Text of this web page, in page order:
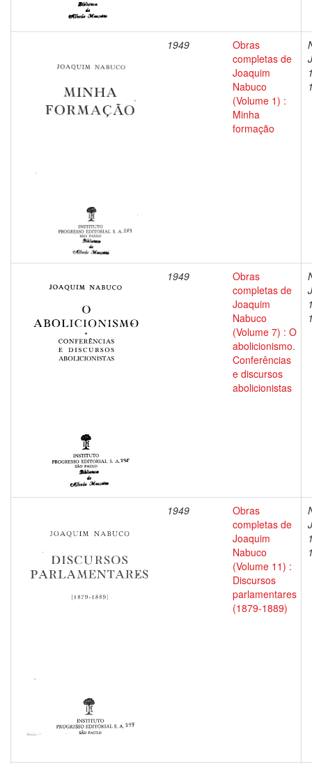
1949
Obras
completas de
Joaquim
Nabuco
(Volume 1) :
Minha
formação
1949
Obras
completas de
Joaquim
Nabuco
(Volume 7) : O
abolicionismo.
Conferências
e discursos
abolicionistas
1949
Obras
completas de
Joaquim
Nabuco
(Volume 11) :
Discursos
parlamentares
(1879-1889)